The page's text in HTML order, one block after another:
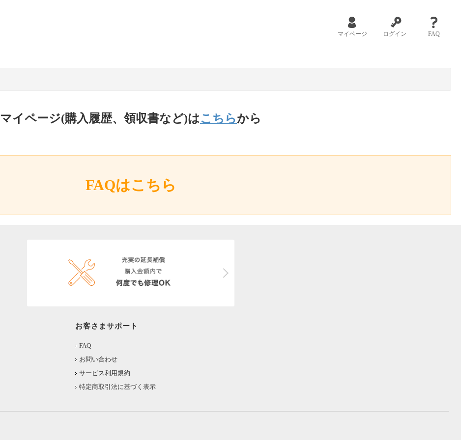
マイページ ログイン FAQ
マイページ(購入履歴、領収書など)はこちらから
FAQはこちら
お客さまサポート
FAQ
お問い合わせ
サービス利用規約
特定商取引法に基づく表示